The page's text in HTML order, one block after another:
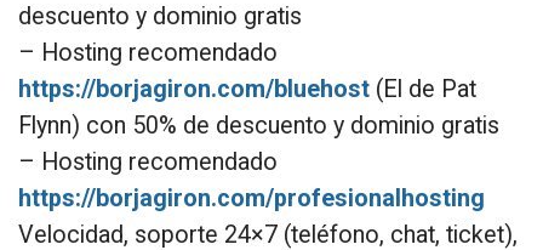
descuento y dominio gratis
– Hosting recomendado
https://borjagiron.com/bluehost (El de Pat
Flynn) con 50% de descuento y dominio gratis
– Hosting recomendado
https://borjagiron.com/profesionalhosting
Velocidad, soporte 24×7 (teléfono, chat, ticket),